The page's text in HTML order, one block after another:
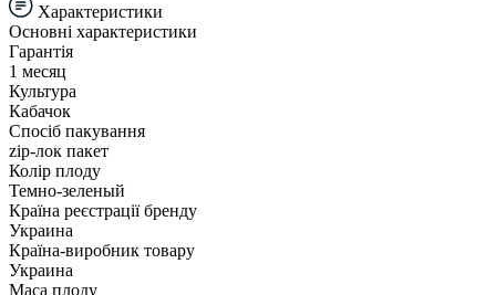
Характеристики
Основні характеристики
Гарантія
1 месяц
Культура
Кабачок
Спосіб пакування
zip-лок пакет
Колір плоду
Темно-зеленый
Країна реєстрації бренду
Украина
Країна-виробник товару
Украина
Маса плоду